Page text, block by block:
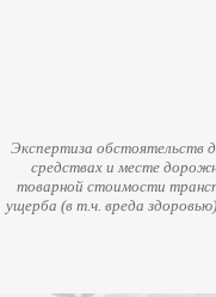
Экспертиза обстоятельств
средствах и месте
товарной стоимости
ущерба (в т.ч. вреда